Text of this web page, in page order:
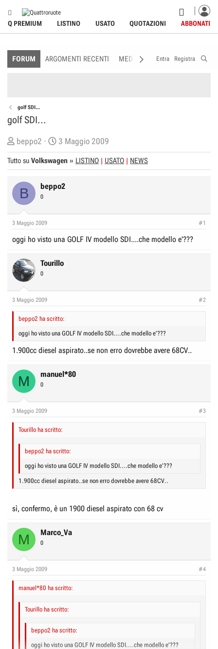
Q PREMIUM LISTINO USATO QUOTAZIONI ABBONATI
FORUM ARGOMENTI RECENTI MEDIA MEMBRI
Entra Registra
golf SDI...
golf SDI...
C
r
e
t
e
i
s
c
u
s
s
e
beppo2
D
a
t
d
i
o
3 Maggio 2009
Tutto su Volkswagen » LISTINO USATO NEWS
B beppo2
0
3 Maggio 2009 #1
oggi ho visto una GOLF IV modello SDI....che modello e'???
Tourillo
0
3 Maggio 2009 #2
beppo2 ha scritto:
oggi ho visto una GOLF IV modello SDI....che modello e'???
1.900cc diesel aspirato..se non erro dovrebbe avere 68CV..
M manuel*80
0
3 Maggio 2009 #3
Tourillo ha scritto:
beppo2 ha scritto:
oggi ho visto una GOLF IV modello SDI....che modello e'???
1.900cc diesel aspirato..se non erro dovrebbe avere 68CV..
sì, confermo, è un 1900 diesel aspirato con 68 cv
M Marco_Va
0
3 Maggio 2009 #4
manuel*80 ha scritto:
Tourillo ha scritto:
beppo2 ha scritto:
oggi ho visto una GOLF IV modello SDI....che modello e'???